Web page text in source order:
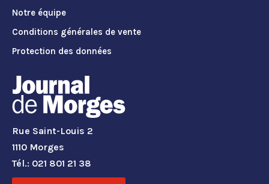
Notre équipe
Conditions générales de vente
Protection des données
Rue Saint-Louis 2
1110 Morges
Tél.: 021 801 21 38